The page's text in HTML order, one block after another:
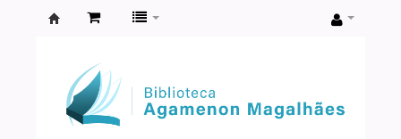
Agamenon
Magalhães